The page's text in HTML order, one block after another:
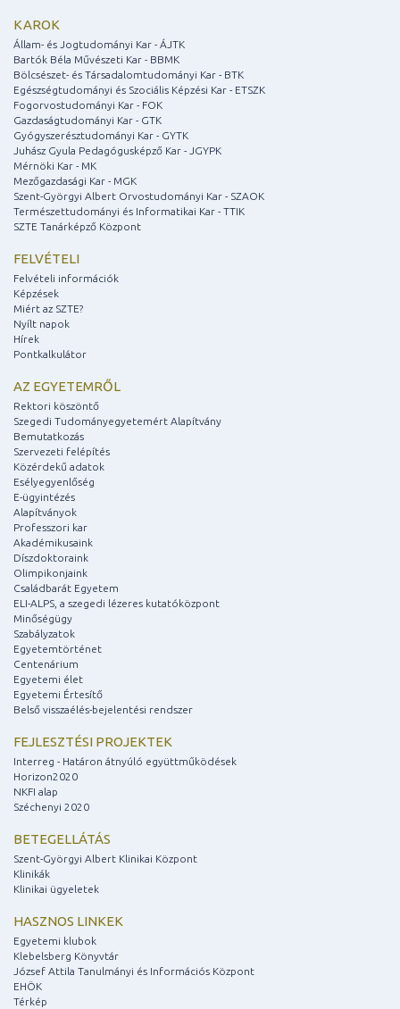
KAROK
Állam- és Jogtudományi Kar - ÁJTK
Bartók Béla Művészeti Kar - BBMK
Bölcsészet- és Társadalomtudományi Kar - BTK
Egészségtudományi és Szociális Képzési Kar - ETSZK
Fogorvostudományi Kar - FOK
Gazdaságtudományi Kar - GTK
Gyógyszerésztudományi Kar - GYTK
Juhász Gyula Pedagógusképző Kar - JGYPK
Mérnöki Kar - MK
Mezőgazdasági Kar - MGK
Szent-Györgyi Albert Orvostudományi Kar - SZAOK
Természettudományi és Informatikai Kar - TTIK
SZTE Tanárképző Központ
FELVÉTELI
Felvételi információk
Képzések
Miért az SZTE?
Nyílt napok
Hírek
Pontkalkulátor
AZ EGYETEMRŐL
Rektori köszöntő
Szegedi Tudományegyetemért Alapítvány
Bemutatkozás
Szervezeti felépítés
Közérdekű adatok
Esélyegyenlőség
E-ügyintézés
Alapítványok
Professzori kar
Akadémikusaink
Díszdoktoraink
Olimpikonjaink
Családbarát Egyetem
ELI-ALPS, a szegedi lézeres kutatóközpont
Minőségügy
Szabályzatok
Egyetemtörténet
Centenárium
Egyetemi élet
Egyetemi Értesítő
Belső visszaélés-bejelentési rendszer
FEJLESZTÉSI PROJEKTEK
Interreg - Határon átnyúló együttműködések
Horizon2020
NKFI alap
Széchenyi 2020
BETEGELLÁTÁS
Szent-Györgyi Albert Klinikai Központ
Klinikák
Klinikai ügyeletek
HASZNOS LINKEK
Egyetemi klubok
Klebelsberg Könyvtár
József Attila Tanulmányi és Információs Központ
EHÖK
Térkép